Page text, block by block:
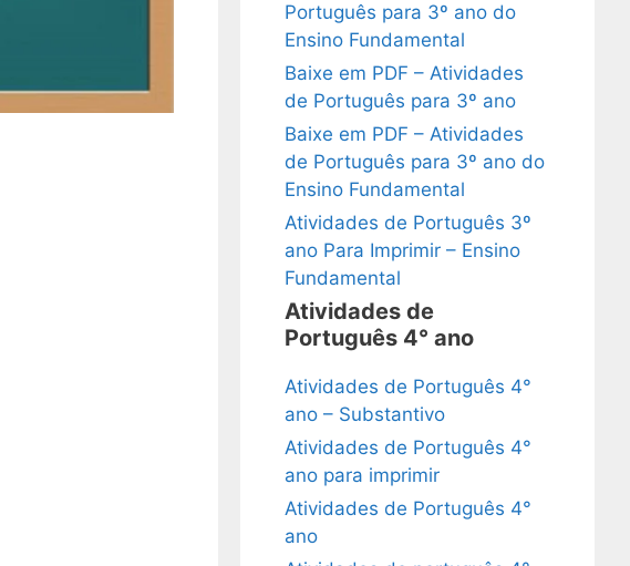
Português para 3º ano do
Ensino Fundamental
Baixe em PDF – Atividades
de Português para 3º ano
Baixe em PDF – Atividades
de Português para 3º ano do
Ensino Fundamental
Atividades de Português 3º
ano Para Imprimir – Ensino
Fundamental
Atividades de
Português 4° ano
Atividades de Português 4°
ano – Substantivo
Atividades de Português 4°
ano para imprimir
Atividades de Português 4°
ano